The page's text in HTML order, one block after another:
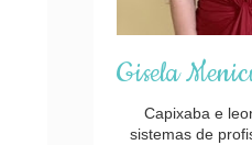
Gisela
Capixaba e
sistemas de